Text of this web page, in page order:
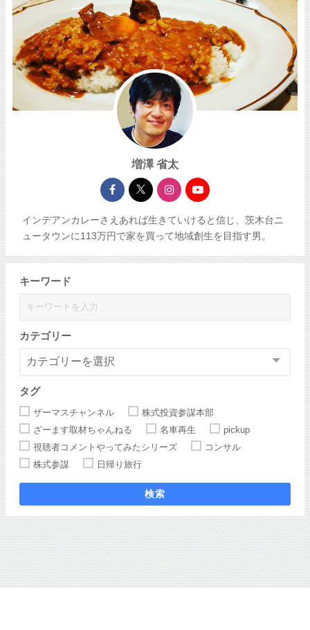
増澤 省太
インデアンカレーさえあれば生きていけると信じ、茨木台ニ
ュータウンに113万円で家を買って地域創生を目指す男。
キーワード
カテゴリー
タグ
ザーマスチャンネル
株式投資参謀本部
ざーます取材ちゃんねる
名車再生
pickup
視聴者コメントやってみたシリーズ
コンサル
株式参謀
日帰り旅行
検索